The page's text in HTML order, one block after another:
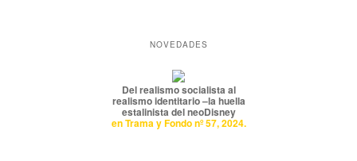
NOVEDADES
Del realismo socialista al
realismo identitario –la huella
estalinista del neoDisney
en Trama y Fondo nº 57, 2024.